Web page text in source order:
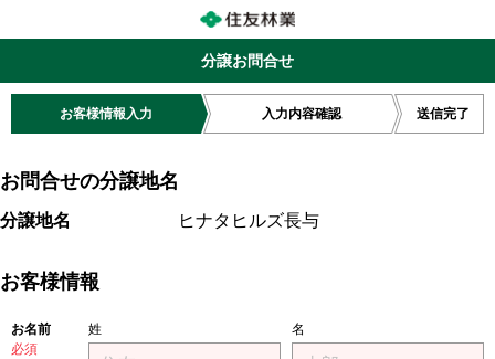
分譲お問合せ
お客様情報入力 入力内容確認 送信完了
お問合せの分譲地名
分譲地名 ヒナタヒルズ長与
お客様情報
お名前
必須
姓 名